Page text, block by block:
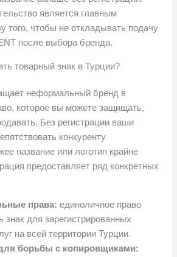
является главным
того, чтобы не откладывать подачу
после выбора бренда.
товарный знак в Турции?
неформальный бренд в
которое вы можете защищать,
Без регистрации ваши
конкуренту
название или логотип крайне
предоставляет ряд конкретных
права: единоличное право
знак для зарегистрированных
на всей территории Турции.
борьбы с копировщиками: